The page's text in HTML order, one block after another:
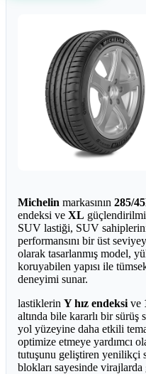
Michelin markasının 285/
endeksi ve XL
SUV lastiği, SUV
performansını bir üst
olarak tasarlanmış model,
koruyabilen yapısı ile
deneyimi sunar.
lastiklerin Y hız endeksi ve
altında bile kararlı bir
yol yüzeyine daha etkili
optimize etmeye yardımcı
tutuşunu geliştiren yenilikçi
blokları sayesinde